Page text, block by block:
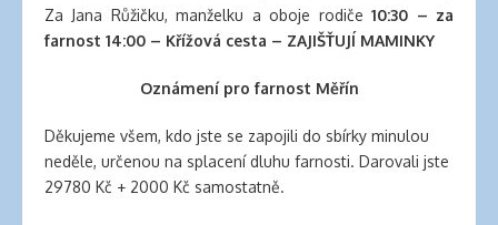
natural
Za Jana Růžičku, manželku a oboje rodiče10:30 – za
farnost 14:00 – Křížová cesta – ZAJIŠŤUJÍ MAMINKY
Oznámení pro farnost Měřín
Děkujeme všem, kdo jste se zapojili do sbírky minulou
neděle, určenou na splacení dluhu farnosti. Darovali jste
29780 Kč + 2000 Kč samostatně.